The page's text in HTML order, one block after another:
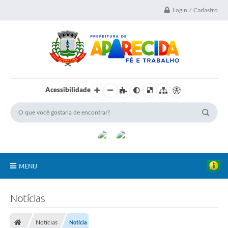
Login / Cadastro
Acessibilidade
MENU
Notícias
Notícias Notícia